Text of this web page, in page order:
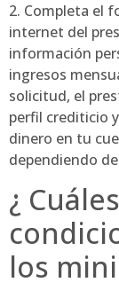
2. Completa el
internet del
información
ingresos
solicitud, el
perfil crediticio
dinero en tu
dependiendo
¿
los